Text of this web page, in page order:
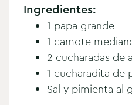
Ingredientes:
1 papa grande
1 camote
2 cucharadas de
1 cucharadita de
Sal y pimienta al